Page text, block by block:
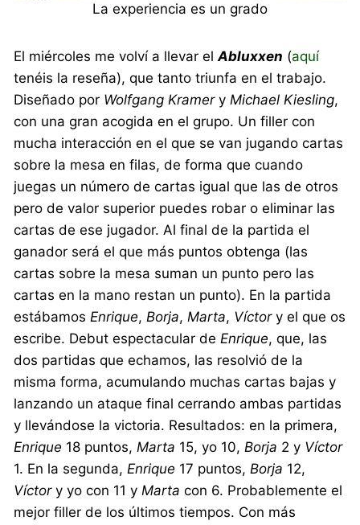
La experiencia es un grado
El miércoles me volví a llevar elAbluxxen (aquí
tenéis la reseña), que tanto triunfa en el trabajo.
Diseñado por Wolfgang KrameryMichael Kiesling,
con una gran acogida en el grupo. Un filler con
mucha interacción en el que se van jugando cartas
sobre la mesa en filas, de forma que cuando
juegas un número de cartas igual que las de otros
pero de valor superior puedes robar o eliminar las
cartas de ese jugador. Al final de la partida el
ganador será el que más puntos obtenga (las
cartas sobre la mesa suman un punto pero las
cartas en la mano restan un punto). En la partida
estábamosEnrique,Borja,Marta, Víctory el que os
escribe. Debut espectacular deEnrique, que, las
dos partidas que echamos, las resolvió de la
misma forma, acumulando muchas cartas bajas y
lanzando un ataque final cerrando ambas partidas
y llevándose la victoria. Resultados: en la primera,
Enrique 18 puntos,Marta 15, yo 10,Borja 2 y Víctor
1. En la segunda,Enrique 17 puntos,Borja 12,
Víctory yo con 11 yMarta con 6. Probablemente el
mejor filler de los últimos tiempos. Con más